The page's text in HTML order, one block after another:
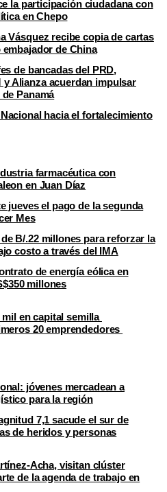
la participación ciudadana con
en Chepo
Vásquez recibe copia de cartas
de China
de bancadas del PRD,
y Alianza acuerdan impulsar
Panamá
hacia el fortalecimiento
farmacéutica con
en Juan Díaz
jueves el pago de la segunda
Mes
B/.22 millones para reforzar la
costo a través del IMA
de energía eólica en
millones
en capital semilla
20 emprendedores
jóvenes mercadean a
para la región
7,1 sacude el sur de
de heridos y personas
Acha, visitan clúster
de la agenda de trabajo en